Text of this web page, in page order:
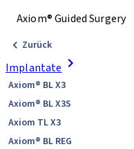
Axiom® Guided Surgery
Zurück
Implantate
Axiom® BL X3
Axiom® BL X3S
Axiom TL X3
Axiom® BL REG